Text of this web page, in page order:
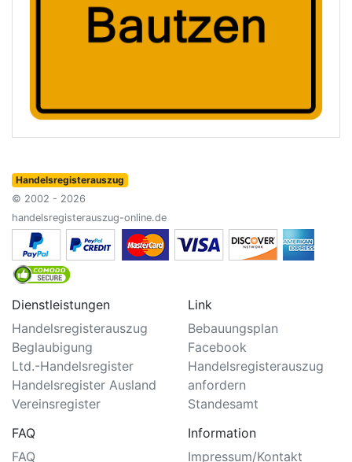
Handelsregisterauszug
© 2002 - 2026
handelsregisterauszug-online.de
Dienstleistungen
Handelsregisterauszug
Beglaubigung
Ltd.-Handelsregister
Handelsregister Ausland
Vereinsregister
Link
Bebauungsplan
Facebook
Handelsregisterauszug
anfordern
Standesamt
FAQ
FAQ
Information
Impressum/Kontakt